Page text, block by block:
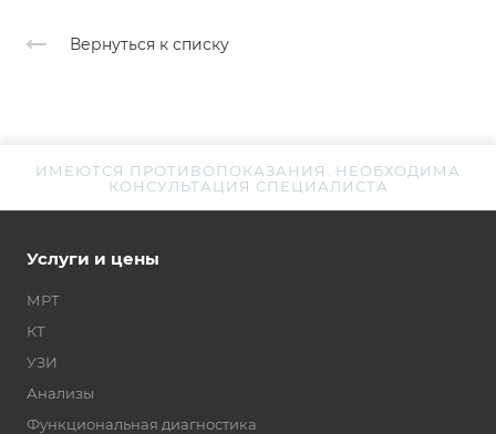
Вернуться к списку
ИМЕЮТСЯ ПРОТИВОПОКАЗАНИЯ. НЕОБХОДИМА
КОНСУЛЬТАЦИЯ СПЕЦИАЛИСТА
Услуги и цены
МРТ
КТ
УЗИ
Анализы
Функциональная диагностика